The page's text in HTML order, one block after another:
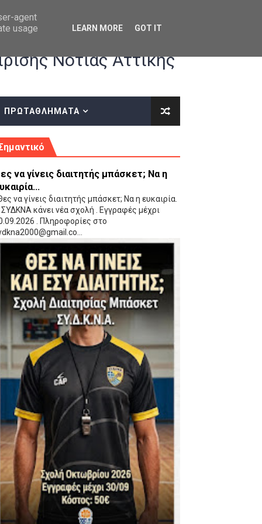
οδηγίες επί του ΚΑΝΟΝΙΣΜΟΥ ΕΓΓΡΑΦΩΝ-ΜΕΤΑΓΡΑΦΩΝ ΤΗΣ
(VIDEO)
-ΕΘΝΙΚΟΣ ΛΑΓΥΝΩΝ
- Στον τελικό με Ερμή Αργ. νίκησε 72-54 το Πέρα
-ΠΕΡΑ (21.30)
στην Ένωση
-20 77-69 την φοβερή Προοδευτική
Νότιας Αττικής
ΠΡΩΤΑΘΛΗΜΑΤΑ
να γίνεις διαιτητής μπάσκετ; Να η
να γίνεις διαιτητής μπάσκετ; Να η ευκαιρία.
κάνει νέα σχολή . Εγγραφές μέχρι
. Πληροφορίες στο
agent
usage
LEARN MORE GOT IT